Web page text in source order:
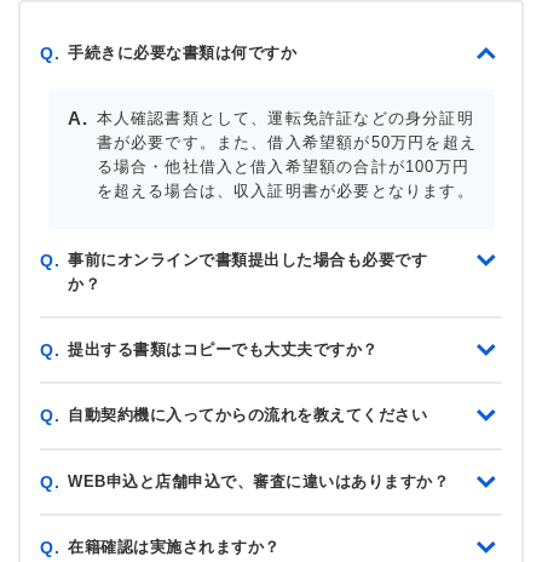
Q. 手続きに必要な書類は何ですか
本人確認書類として、運転免許証などの身分証明
書が必要です。また、借入希望額が50万円を超え
る場合・他社借入と借入希望額の合計が100万円
を超える場合は、収入証明書が必要となります。
Q. 事前にオンラインで書類提出した場合も必要です
か？
Q. 提出する書類はコピーでも大丈夫ですか？
Q. 自動契約機に入ってからの流れを教えてください
Q. WEB申込と店舗申込で、審査に違いはありますか？
Q. 在籍確認は実施されますか？